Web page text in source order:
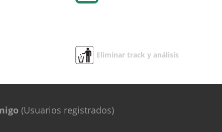
Eliminar track y análisis
(Usuarios registrados)